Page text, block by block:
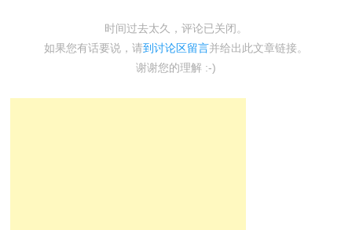
时间过去太久，评论已关闭。
如果您有话要说，请到讨论区留言并给出此文章链接。
谢谢您的理解 :-)